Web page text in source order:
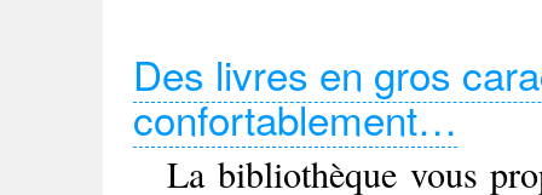
Des livres en gros
confortablement…
La bibliothèque vous